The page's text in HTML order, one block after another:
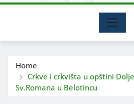
Home
Crkve i crkvišta u opštini
Sv.Romana u Belotincu